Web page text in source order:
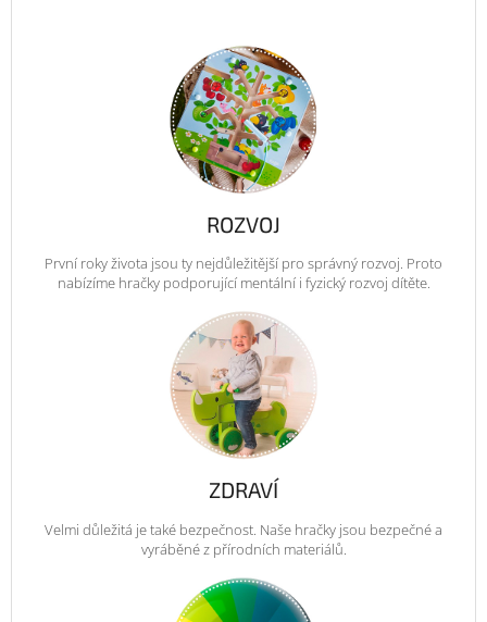
ROZVOJ
První roky života jsou ty nejdůležitější pro správný rozvoj. Proto
nabízíme hračky podporující mentální i fyzický rozvoj dítěte.
ZDRAVÍ
Velmi důležitá je také bezpečnost. Naše hračky jsou bezpečné a
vyráběné z přírodních materiálů.